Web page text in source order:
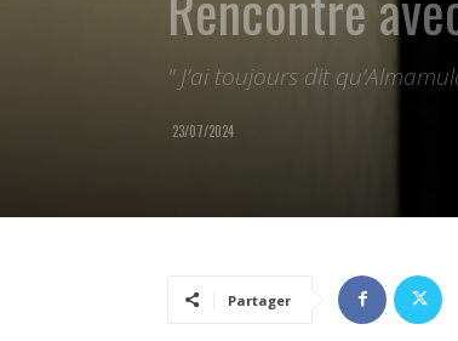
" J’ai toujours dit
23/07/2024
Partager